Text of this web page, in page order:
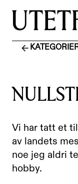
Vi har tatt et
av landets
noe jeg aldri
hobby.